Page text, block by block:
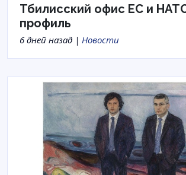
Тбилисский офис ЕС и
профиль
6 дней назад | Новости